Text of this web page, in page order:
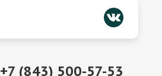
+7 (843) 500-57-53